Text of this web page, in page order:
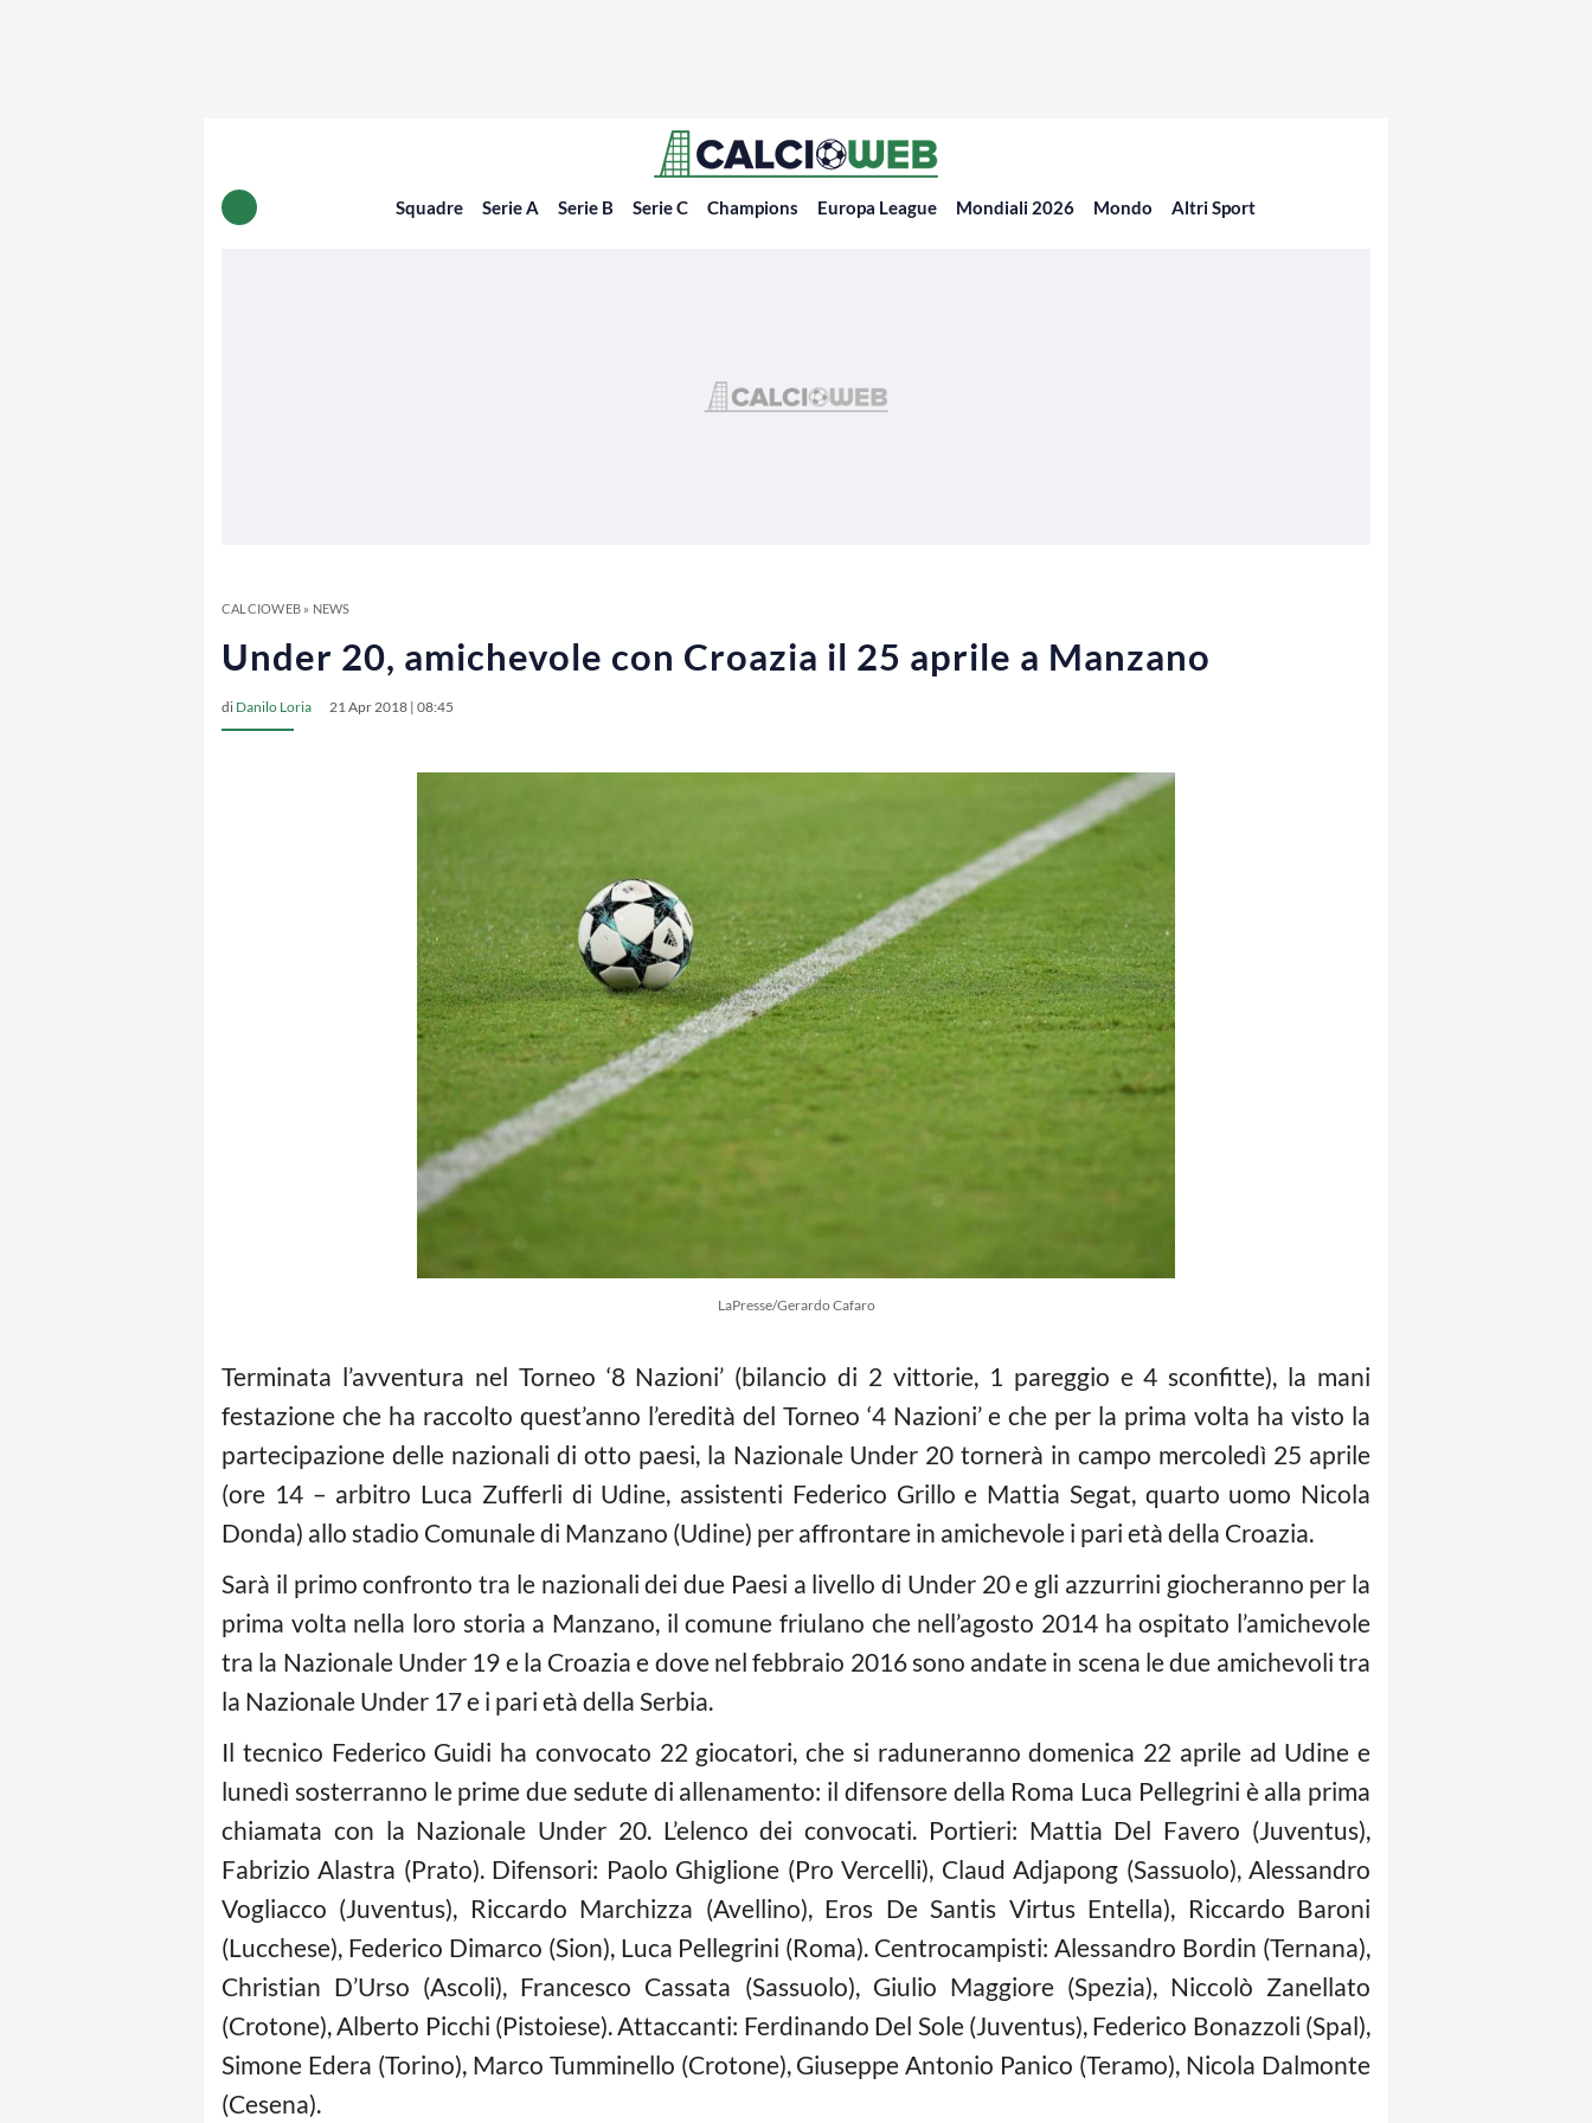
Squadre Serie A Serie B Serie C Champions Europa League Mondiali 2026 Mondo Altri Sport
CALCIOWEB» NEWS
Under 20, amichevole con Croazia il 25 aprile a Manzano
di Danilo Loria 21 Apr 2018 | 08:45
LaPresse/Gerardo Cafaro
Terminata l’avventura nel Torneo ‘8 Nazioni’ (bilancio di 2 vittorie, 1 pareggio e 4 sconfitte), la mani
festazione che ha raccolto quest’anno l’eredità del Torneo ‘4 Nazioni’ e che per la prima volta ha visto la
partecipazione delle nazionali di otto paesi, la Nazionale Under 20 tornerà in campo mercoledì 25 aprile
(ore 14 – arbitro Luca Zufferli di Udine, assistenti Federico Grillo e Mattia Segat, quarto uomo Nicola
Donda) allo stadio Comunale di Manzano (Udine) per affrontare in amichevole i pari età della Croazia.
Sarà il primo confronto tra le nazionali dei due Paesi a livello di Under 20 e gli azzurrini giocheranno per la
prima volta nella loro storia a Manzano, il comune friulano che nell’agosto 2014 ha ospitato l’amichevole
tra la Nazionale Under 19 e la Croazia e dove nel febbraio 2016 sono andate in scena le due amichevoli tra
la Nazionale Under 17 e i pari età della Serbia.
Il tecnico Federico Guidi ha convocato 22 giocatori, che si raduneranno domenica 22 aprile ad Udine e
lunedì sosterranno le prime due sedute di allenamento: il difensore della Roma Luca Pellegrini è alla prima
chiamata con la Nazionale Under 20. L’elenco dei convocati. Portieri: Mattia Del Favero (Juventus),
Fabrizio Alastra (Prato). Difensori: Paolo Ghiglione (Pro Vercelli), Claud Adjapong (Sassuolo), Alessandro
Vogliacco (Juventus), Riccardo Marchizza (Avellino), Eros De Santis Virtus Entella), Riccardo Baroni
(Lucchese), Federico Dimarco (Sion), Luca Pellegrini (Roma). Centrocampisti: Alessandro Bordin (Ternana),
Christian D’Urso (Ascoli), Francesco Cassata (Sassuolo), Giulio Maggiore (Spezia), Niccolò Zanellato
(Crotone), Alberto Picchi (Pistoiese). Attaccanti: Ferdinando Del Sole (Juventus), Federico Bonazzoli (Spal),
Simone Edera (Torino), Marco Tumminello (Crotone), Giuseppe Antonio Panico (Teramo), Nicola Dalmonte
(Cesena).